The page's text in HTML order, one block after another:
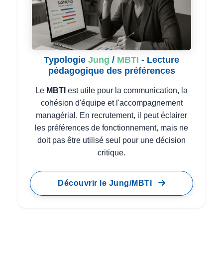
Typologie Jung / MBTI - Lecture
pédagogique des préférences
Le MBTI est utile pour la communication, la
cohésion d'équipe et l'accompagnement
managérial. En recrutement, il peut éclairer
les préférences de fonctionnement, mais ne
doit pas être utilisé seul pour une décision
critique.
Découvrir le Jung/MBTI